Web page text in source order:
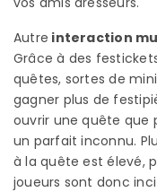
Autre interaction
Grâce à des
quêtes, sortes de
gagner plus de
ouvrir une quête que
un parfait inconnu.
à la quête est élevé,
joueurs sont donc